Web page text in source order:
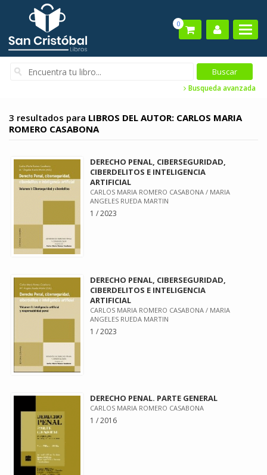
0
Busqueda avanzada
3 resultados para LIBROS DEL AUTOR: CARLOS MARIA
ROMERO CASABONA
DERECHO PENAL, CIBERSEGURIDAD,
CIBERDELITOS E INTELIGENCIA
ARTIFICIAL
CARLOS MARIA ROMERO CASABONA / MARIA
ANGELES RUEDA MARTIN
1 / 2023
DERECHO PENAL, CIBERSEGURIDAD,
CIBERDELITOS E INTELIGENCIA
ARTIFICIAL
CARLOS MARIA ROMERO CASABONA / MARIA
ANGELES RUEDA MARTIN
1 / 2023
DERECHO PENAL. PARTE GENERAL
CARLOS MARIA ROMERO CASABONA
1 / 2016